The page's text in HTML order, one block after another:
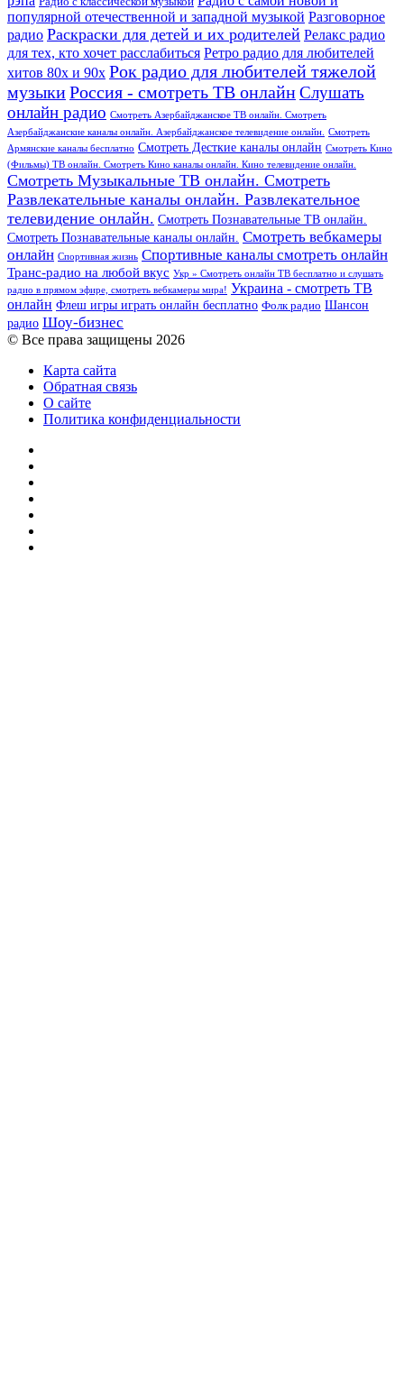
популярной отечественной и западной музыкой Разговорное
радио Раскраски для детей и их родителей Релакс радио
для тех, кто хочет расслабиться Ретро радио для любителей
хитов 80х и 90х Рок радио для любителей тяжелой
музыкиРоссия - смотреть ТВ онлайнСлушать
онлайн радио Смотреть Азербайджанское ТВ онлайн. Смотреть
Азербайджанские каналы онлайн. Азербайджанское телевидение онлайн.
Смотреть
Армянские каналы бесплатно Смотреть Десткие каналы онлайн Смотреть Кино
(Фильмы) ТВ онлайн. Смотреть Кино каналы онлайн. Кино телевидение онлайн.
Смотреть Музыкальные ТВ онлайн. Смотреть
Развлекательные каналы онлайн. Развлекательное
телевидение онлайн. Смотреть Познавательные ТВ онлайн.
Смотреть Познавательные каналы онлайн. Смотреть вебкамеры
онлайн Спортивная жизнь Спортивные каналы смотреть онлайн
Транс-радио на любой вкус Укр » Смотреть онлайн ТВ бесплатно и слушать
радио в прямом эфире, смотреть вебкамеры мира! Украина - смотреть ТВ
онлайн Флеш игры играть онлайн бесплатно Фолк радио Шансон
радио Шоу-бизнес
© Все права защищены 2026
Карта сайта
Обратная связь
О сайте
Политика конфиденциальности